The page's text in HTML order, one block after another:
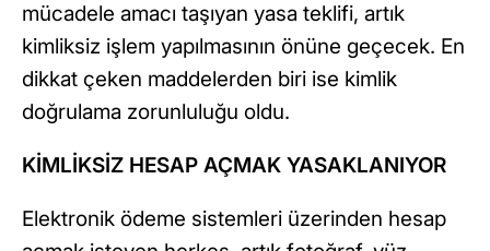
mücadele amacı taşıyan yasa teklifi, artık
kimliksiz işlem yapılmasının önüne geçecek. En
dikkat çeken maddelerden biri ise kimlik
doğrulama zorunluluğu oldu.
KİMLİKSİZ HESAP AÇMAK YASAKLANIYOR
Elektronik ödeme sistemleri üzerinden hesap